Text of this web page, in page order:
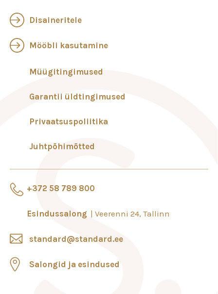
+372 58 789 800
Esindussalong Veerenni 24, Tallinn
standard@standard.ee
Salongid ja esindused
Disaineritele
Mööbli kasutamine
Müügitingimused
Garantii üldtingimused
Privaatsuspoliitika
Juhtpõhimõtted